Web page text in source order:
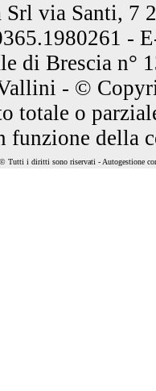
via Santi, 7
-
di Brescia n°
- ©
totale o
funzione della
Tutti i diritti sono riservati - Autogestione